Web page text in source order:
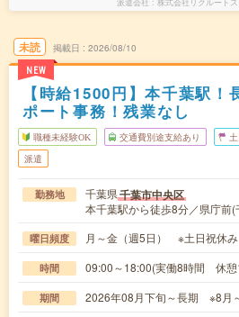
未読
NEW
掲載日 2026/08/10
【時給1500円】本千葉駅！
ポート事務！残業なし
職種未経験OK 交通費別途支給あり
派遣
勤務地 千葉県千葉市中央区
本千葉駅から徒歩8分／県庁前
曜日頻度 月～金（週5日） ※土日祝休み
時間 09:00～18:00(実働8時間 休憩
期間 2026年08月下旬～長期 ※8月